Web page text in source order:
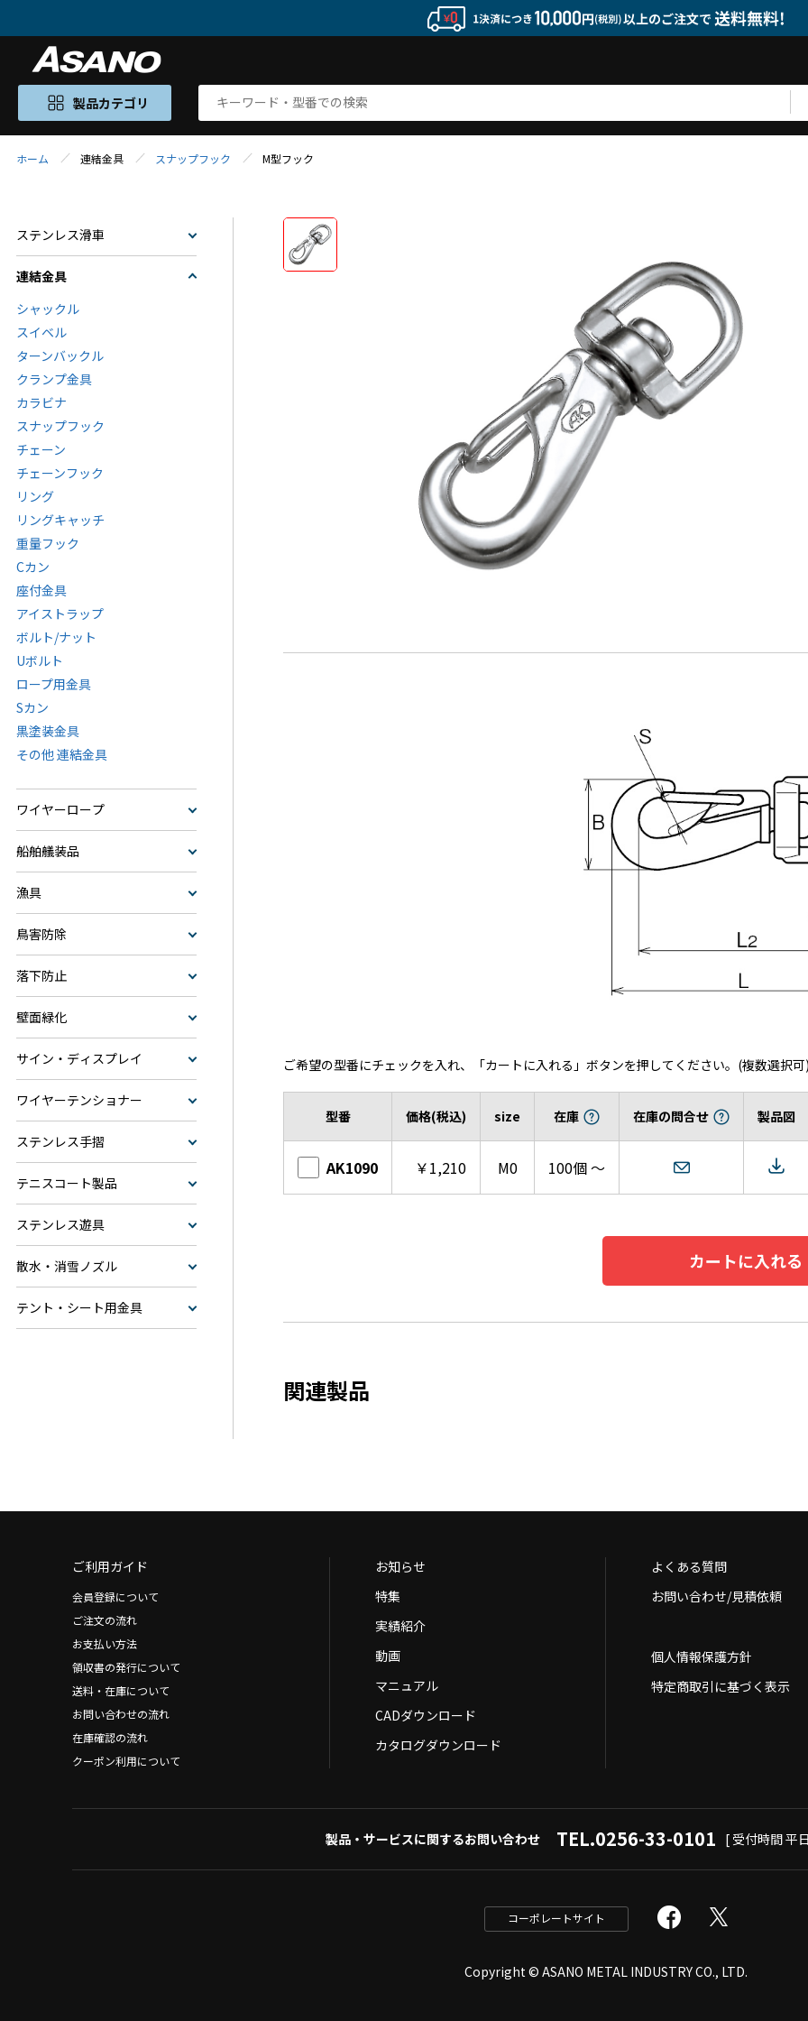
製品カテゴリ
ホーム 連結金具 スナップフック M型フック
ステンレス滑車
連結金具
シャックル
スイベル
ターンバックル
クランプ金具
カラビナ
スナップフック
チェーン
チェーンフック
リング
リングキャッチ
重量フック
Cカン
座付金具
アイストラップ
ボルト/ナット
Uボルト
ロープ用金具
Sカン
黒塗装金具
その他 連結金具
ワイヤーロープ
船舶艤装品
漁具
鳥害防除
落下防止
壁面緑化
サイン・ディスプレイ
ワイヤーテンショナー
ステンレス手摺
テニスコート製品
ステンレス遊具
散水・消雪ノズル
テント・シート用金具
ご希望の型番にチェックを入れ、「カートに入れる」ボタンを押してください。(複数選択
型番 価格(税込) size 在庫
AK1090 ￥1,210 M0 100個 ～
在庫の問合せ 製品図
カートに入れる
関連製品
ご利用ガイド
会員登録について
ご注文の流れ
お支払い方法
領収書の発行について
送料・在庫について
お問い合わせの流れ
在庫確認の流れ
クーポン利用について
お知らせ
特集
実績紹介
動画
マニュアル
CADダウンロード
カタログダウンロード
よくある質問
お問い合わせ/見積依頼
個人情報保護方針
特定商取引に基づく表示
製品・サービスに関するお問い合わせ TEL.0256-33-0101 [ 受付時間 平
コーポレートサイト
Copyright © ASANO METAL INDUSTRY CO., LTD.